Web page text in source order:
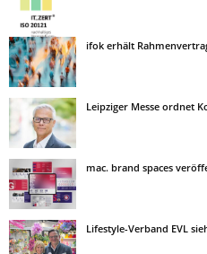
ifok erhält
Leipziger Messe ordnet
mac. brand spaces
Lifestyle-Verband EVL